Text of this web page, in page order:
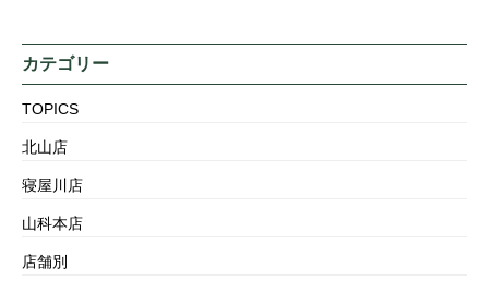
カテゴリー
TOPICS
北山店
寝屋川店
山科本店
店舗別